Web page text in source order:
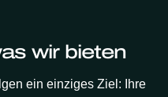
wir bieten
ein einziges Ziel: Ihre